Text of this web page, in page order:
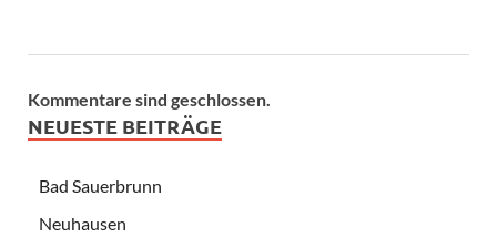
Kommentare sind geschlossen.
NEUESTE BEITRÄGE
Bad Sauerbrunn
Neuhausen